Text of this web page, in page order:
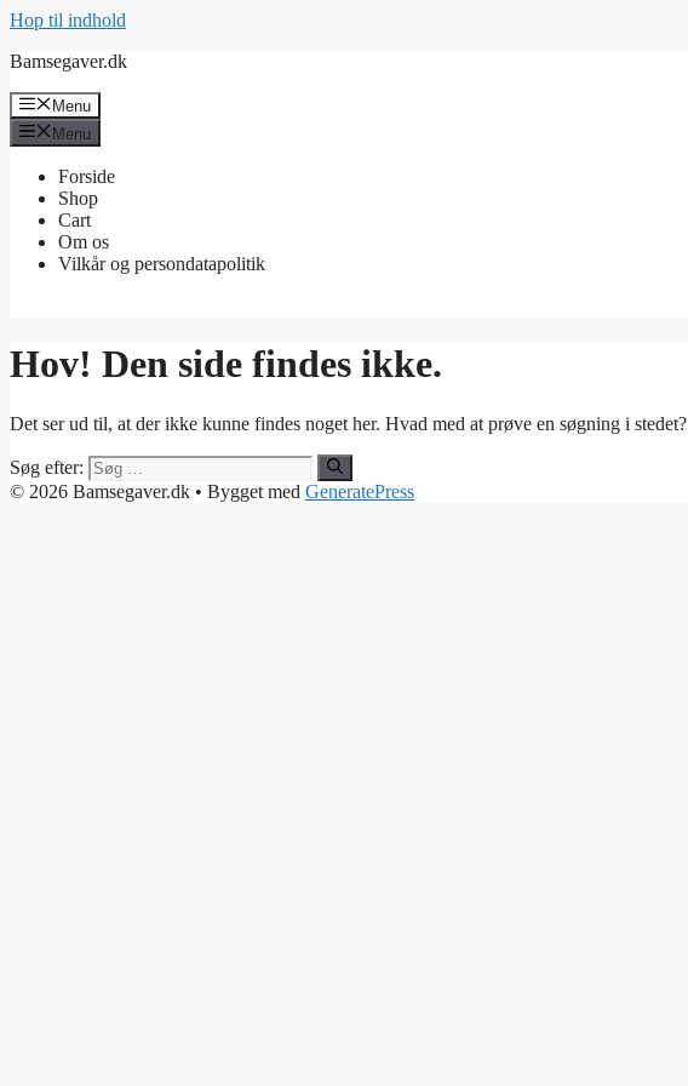
Hop til indhold
Bamsegaver.dk
Menu
Menu
Forside
Shop
Cart
Om os
Vilkår og persondatapolitik
Hov! Den side findes ikke.
Det ser ud til, at der ikke kunne findes noget her. Hvad med at prøve en søgning i stedet?
Søg efter:
© 2026 Bamsegaver.dk • Bygget med GeneratePress